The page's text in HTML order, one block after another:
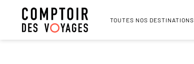
TOUTES NOS DESTINATIONS